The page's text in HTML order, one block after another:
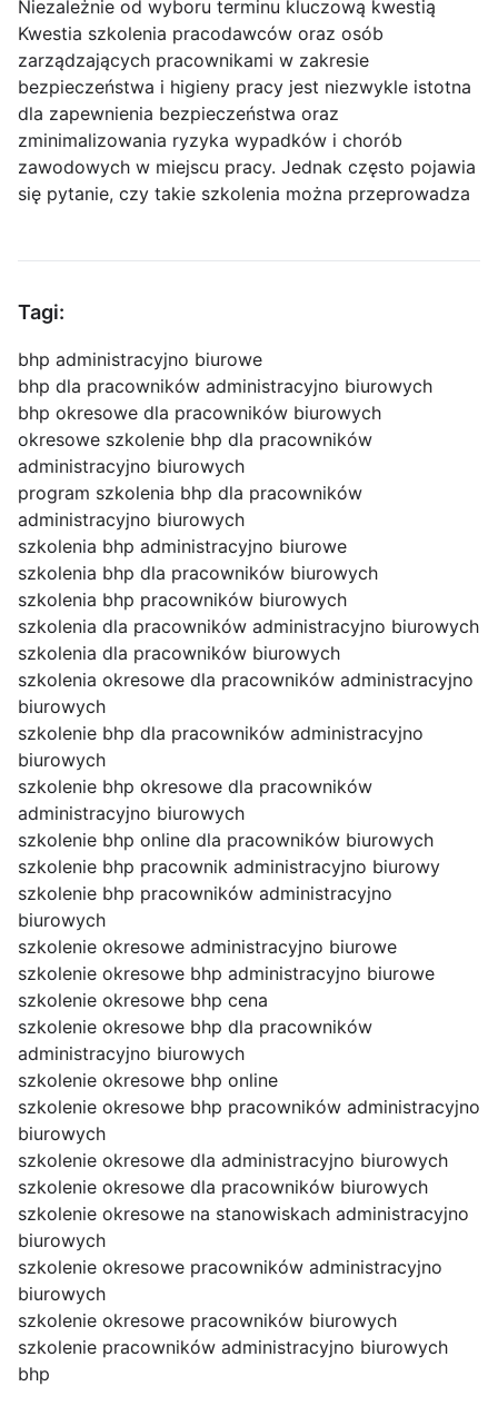
Niezależnie od wyboru terminu kluczową kwestią
Kwestia szkolenia pracodawców oraz osób
zarządzających pracownikami w zakresie
bezpieczeństwa i higieny pracy jest niezwykle istotna
dla zapewnienia bezpieczeństwa oraz
zminimalizowania ryzyka wypadków i chorób
zawodowych w miejscu pracy. Jednak często pojawia
się pytanie, czy takie szkolenia można przeprowadza
Tagi:
bhp administracyjno biurowe
bhp dla pracowników administracyjno biurowych
bhp okresowe dla pracowników biurowych
okresowe szkolenie bhp dla pracowników
administracyjno biurowych
program szkolenia bhp dla pracowników
administracyjno biurowych
szkolenia bhp administracyjno biurowe
szkolenia bhp dla pracowników biurowych
szkolenia bhp pracowników biurowych
szkolenia dla pracowników administracyjno biurowych
szkolenia dla pracowników biurowych
szkolenia okresowe dla pracowników administracyjno
biurowych
szkolenie bhp dla pracowników administracyjno
biurowych
szkolenie bhp okresowe dla pracowników
administracyjno biurowych
szkolenie bhp online dla pracowników biurowych
szkolenie bhp pracownik administracyjno biurowy
szkolenie bhp pracowników administracyjno
biurowych
szkolenie okresowe administracyjno biurowe
szkolenie okresowe bhp administracyjno biurowe
szkolenie okresowe bhp cena
szkolenie okresowe bhp dla pracowników
administracyjno biurowych
szkolenie okresowe bhp online
szkolenie okresowe bhp pracowników administracyjno
biurowych
szkolenie okresowe dla administracyjno biurowych
szkolenie okresowe dla pracowników biurowych
szkolenie okresowe na stanowiskach administracyjno
biurowych
szkolenie okresowe pracowników administracyjno
biurowych
szkolenie okresowe pracowników biurowych
szkolenie pracowników administracyjno biurowych
bhp